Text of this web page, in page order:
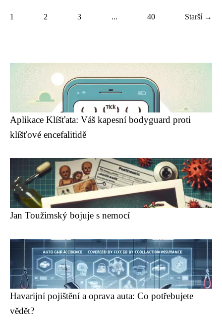
1 2 3 ... 40 Starší →
Aplikace Klíšťata: Váš kapesní bodyguard proti
klíšťové encefalitidě
Jan Toužimský bojuje s nemocí
Havarijní pojištění a oprava auta: Co potřebujete
vědět?